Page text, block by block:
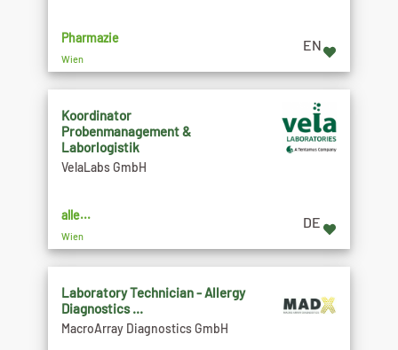
Pharmazie
Wien
EN
Koordinator
Probenmanagement &
Laborlogistik
VelaLabs GmbH
alle...
Wien
DE
Laboratory Technician - Allergy
Diagnostics ...
MacroArray Diagnostics GmbH